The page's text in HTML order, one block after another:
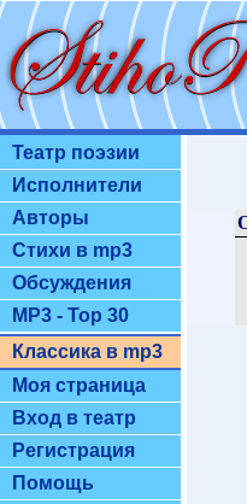
Театр поэзии
Исполнители
Авторы
Стихи в mp3
Обсуждения
MP3 - Top 30
Классика в mp3
Моя страница
Вход в театр
Регистрация
Помощь